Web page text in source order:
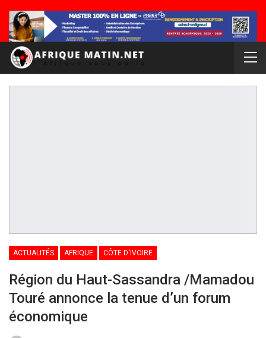
ACTUALITÉS AFRIQUE CÔTE D'IVOIRE
Région du Haut-Sassandra /Mamadou
Touré annonce la tenue d’un forum
économique